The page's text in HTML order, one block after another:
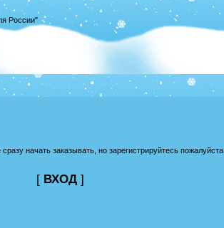
России"
начать заказывать, но зарегистрируйтесь пожалуйста.
[ ВХОД ]